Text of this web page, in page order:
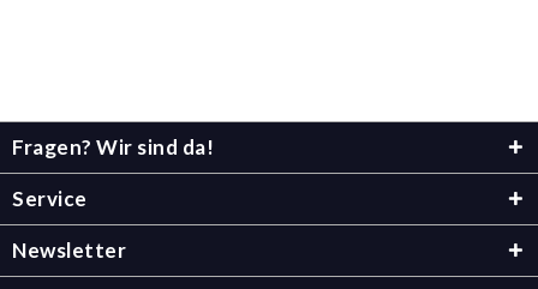
Fragen? Wir sind da!
Service
Newsletter